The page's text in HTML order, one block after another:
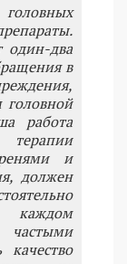
один-два
в
работа
и
должен
каждом